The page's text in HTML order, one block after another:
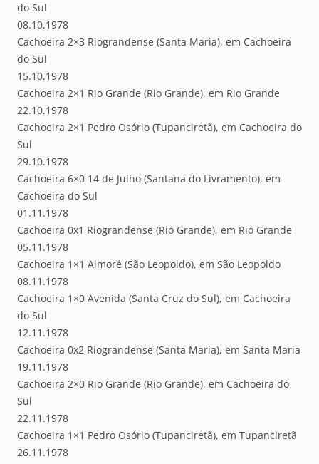
do Sul
08.10.1978
Cachoeira 2×3 Riograndense (Santa Maria), em Cachoeira
do Sul
15.10.1978
Cachoeira 2×1 Rio Grande (Rio Grande), em Rio Grande
22.10.1978
Cachoeira 2×1 Pedro Osório (Tupanciretã), em Cachoeira do
Sul
29.10.1978
Cachoeira 6×0 14 de Julho (Santana do Livramento), em
Cachoeira do Sul
01.11.1978
Cachoeira 0x1 Riograndense (Rio Grande), em Rio Grande
05.11.1978
Cachoeira 1×1 Aimoré (São Leopoldo), em São Leopoldo
08.11.1978
Cachoeira 1×0 Avenida (Santa Cruz do Sul), em Cachoeira
do Sul
12.11.1978
Cachoeira 0x2 Riograndense (Santa Maria), em Santa Maria
19.11.1978
Cachoeira 2×0 Rio Grande (Rio Grande), em Cachoeira do
Sul
22.11.1978
Cachoeira 1×1 Pedro Osório (Tupanciretã), em Tupanciretã
26.11.1978